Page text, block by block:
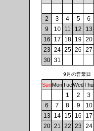
2
3 4 5 6
9
10 11 12 13
16
17 18 19 20
23 24 25 26 27
30 31
9月の営業日
SunMonTueWedThu
1 2 3
6
7 8 9 10
13
14 15 16 17
20 21 22 23 24